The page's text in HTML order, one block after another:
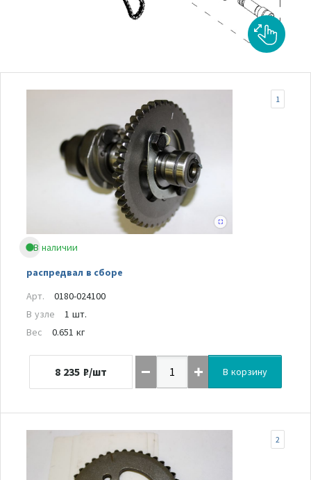
В наличии
распредвал в сборе
1
Арт.
0180-024100
В узле
1 шт.
Вес
0.651 кг
8 235 ₽/шт В корзину
2